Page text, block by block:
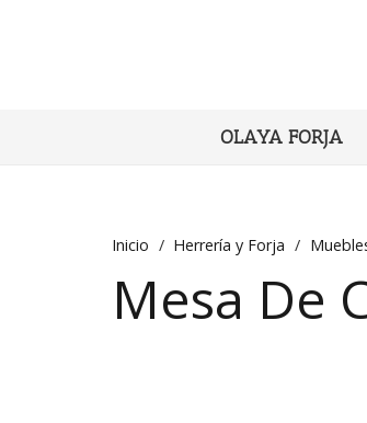
OLAYA FORJA
Inicio / Herrería y Forja /
Mesa De